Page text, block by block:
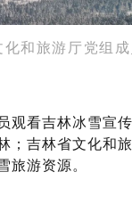
和旅游厅党组
观看吉林冰雪宣
；吉林省文化和
旅游资源。